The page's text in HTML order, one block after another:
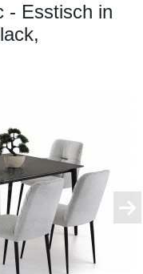
- Esstisch in